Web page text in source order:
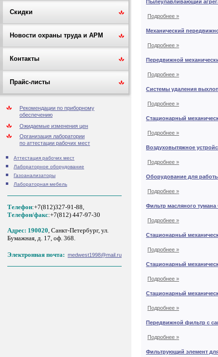
Скидки
Новости охраны труда и АРМ
Контакты
Прайс-листы
Рекомендации по приборному
обеспечению
Ожидаемые изменения цен
Организация лаборатории
по аттестации рабочих мест
Аттестация рабочих мест
Лабораторное оборудование
Газоанализаторы
Лабораторная мебель
Телефон:+7(812)327-91-88,
Tелефон/факс:+7(812) 447-97-30
Адрес: 190020, Санкт-Петербург, ул.
Бумажная, д. 17, оф. 368.
Электронная почта: medwest1998@mail.ru
Пылеулавливающий
Подробнее »
Механический
Подробнее »
Передвижной
Подробнее »
Системы удаления
Подробнее »
Стационарный
Подробнее »
Воздуховытяжное
Подробнее »
Оборудование для
Подробнее »
Фильтр масляного
Подробнее »
Стационарный
Подробнее »
Стационарный
Подробнее »
Стационарный
Подробнее »
Передвижной фильтр с
Подробнее »
Фильтрующий элемент